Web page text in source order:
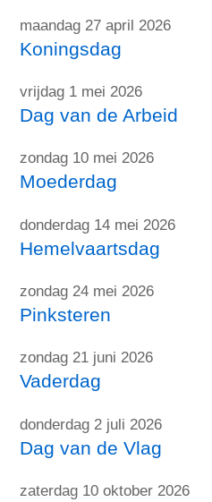
maandag 27 april 2026
Koningsdag
vrijdag 1 mei 2026
Dag van de Arbeid
zondag 10 mei 2026
Moederdag
donderdag 14 mei 2026
Hemelvaartsdag
zondag 24 mei 2026
Pinksteren
zondag 21 juni 2026
Vaderdag
donderdag 2 juli 2026
Dag van de Vlag
zaterdag 10 oktober 2026